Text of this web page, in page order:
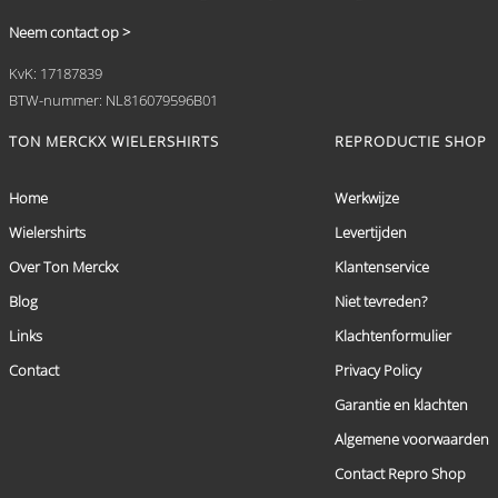
Neem contact op >
KvK: 17187839
BTW-nummer: NL816079596B01
TON MERCKX WIELERSHIRTS
Home
Wielershirts
Over Ton Merckx
Blog
Links
Contact
REPRODUCTIE SHOP
Werkwijze
Levertijden
Klantenservice
Niet tevreden?
Klachtenformulier
Privacy Policy
Garantie en klachten
Algemene voorwaarden
Contact Repro Shop